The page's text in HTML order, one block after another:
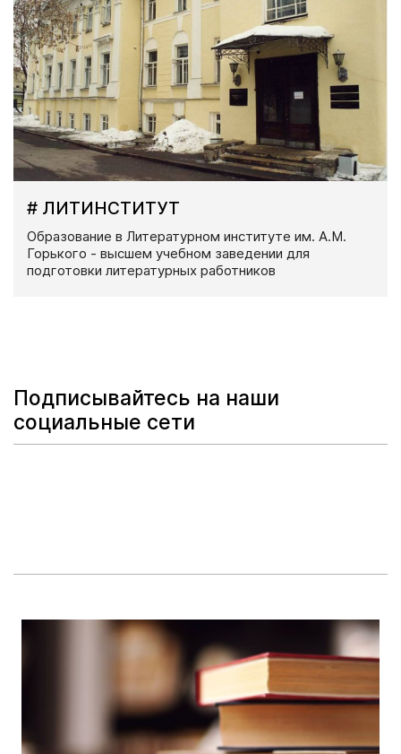
# ЛИТИНСТИТУТ
Образование в Литературном институте им. А.М.
Горького - высшем учебном заведении для
подготовки литературных работников
Подписывайтесь на наши
социальные сети